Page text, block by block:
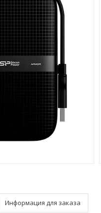
Информация для заказа